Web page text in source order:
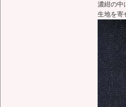
濃紺の中
生地を寄